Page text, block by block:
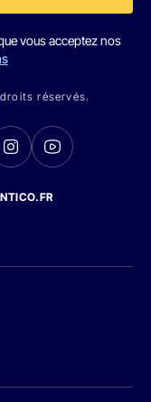
vous acceptez nos
réservés.